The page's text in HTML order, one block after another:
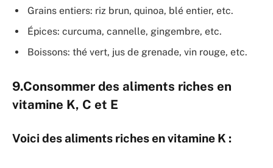
Grains entiers: riz brun, quinoa, blé entier, etc.
Épices: curcuma, cannelle, gingembre, etc.
Boissons: thé vert, jus de grenade, vin rouge, etc.
9.Consommer des aliments riches en
vitamine K, C et E
Voici des aliments riches en vitamine K :